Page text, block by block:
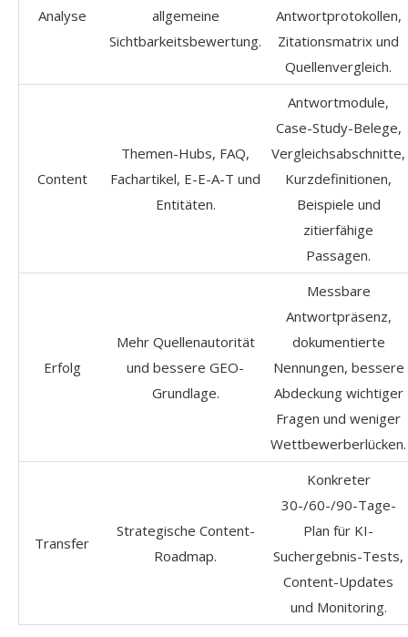
Analyse
allgemeine
Sichtbarkeitsbewertung.
Antwortprotokollen,
Zitationsmatrix und
Quellenvergleich.
Content
Themen-Hubs, FAQ,
Fachartikel, E-E-A-T und
Entitäten.
Antwortmodule,
Case-Study-Belege,
Vergleichsabschnitte,
Kurzdefinitionen,
Beispiele und
zitierfähige
Passagen.
Erfolg
Mehr Quellenautorität
und bessere GEO-
Grundlage.
Messbare
Antwortpräsenz,
dokumentierte
Nennungen, bessere
Abdeckung wichtiger
Fragen und weniger
Wettbewerberlücken.
Transfer
Strategische Content-
Roadmap.
Konkreter
30-/60-/90-Tage-
Plan für KI-
Suchergebnis-Tests,
Content-Updates
und Monitoring.